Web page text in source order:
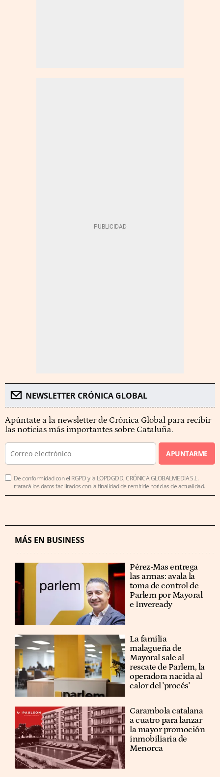
NEWSLETTER CRÓNICA GLOBAL
Apúntate a la newsletter de Crónica Global para recibir
las noticias más importantes sobre Cataluña.
APUNTARME
De conformidad con el RGPD y la LOPDGDD, CRÓNICA GLOBALMEDIA S.L.
tratará los datos facilitados con la finalidad de remitirle noticias de actualidad.
MÁS EN BUSINESS
Pérez-Mas entrega
las armas: avala la
toma de control de
Parlem por Mayoral
e Inveready
La familia
malagueña de
Mayoral sale al
rescate de Parlem, la
operadora nacida al
calor del 'procés'
Carambola catalana
a cuatro para lanzar
la mayor promoción
inmobiliaria de
Menorca